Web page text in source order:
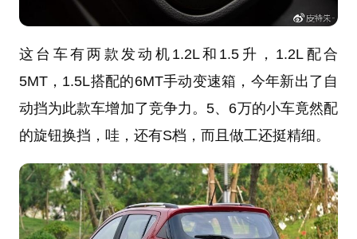
这台车有两款发动机1.2L和1.5升，1.2L配合
5MT，1.5L搭配的6MT手动变速箱，今年新出了自
动挡为此款车增加了竞争力。5、6万的小车竟然配
的旋钮换挡，哇，还有S档，而且做工还挺精细。